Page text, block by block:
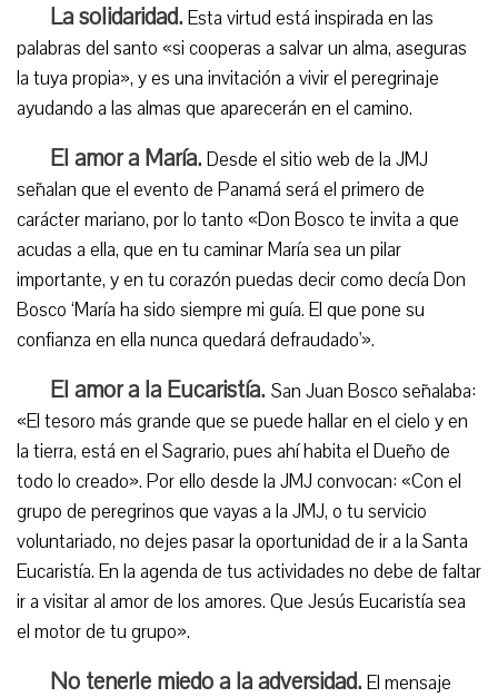
La solidaridad. Esta virtud está inspirada en las
palabras del santo «si cooperas a salvar un alma, aseguras
la tuya propia», y es una invitación a vivir el peregrinaje
ayudando a las almas que aparecerán en el camino.
El amor a María. Desde el sitio web de la JMJ
señalan que el evento de Panamá será el primero de
carácter mariano, por lo tanto «Don Bosco te invita a que
acudas a ella, que en tu caminar María sea un pilar
importante, y en tu corazón puedas decir como decía Don
Bosco ‘María ha sido siempre mi guía. El que pone su
confianza en ella nunca quedará defraudado'».
El amor a la Eucaristía. San Juan Bosco señalaba:
«El tesoro más grande que se puede hallar en el cielo y en
la tierra, está en el Sagrario, pues ahí habita el Dueño de
todo lo creado». Por ello desde la JMJ convocan: «Con el
grupo de peregrinos que vayas a la JMJ, o tu servicio
voluntariado, no dejes pasar la oportunidad de ir a la Santa
Eucaristía. En la agenda de tus actividades no debe de faltar
ir a visitar al amor de los amores. Que Jesús Eucaristía sea
el motor de tu grupo».
No tenerle miedo a la adversidad. El mensaje